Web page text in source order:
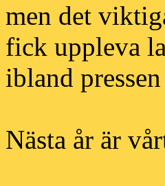
men det
fick uppleva
ibland
Nästa år är